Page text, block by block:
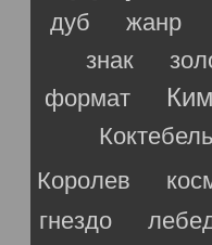
дуб
жанр
знак
формат
Коктебель
Королев
гнездо